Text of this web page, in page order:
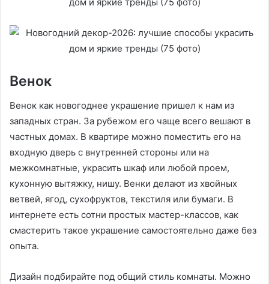
Венок
Венок как новогоднее украшение пришел к нам из
западных стран. За рубежом его чаще всего вешают в
частных домах. В квартире можно поместить его на
входную дверь с внутренней стороны или на
межкомнатные, украсить шкаф или любой проем,
кухонную вытяжку, нишу. Венки делают из хвойных
ветвей, ягод, сухофруктов, текстиля или бумаги. В
интернете есть сотни простых мастер-классов, как
смастерить такое украшение самостоятельно даже без
опыта.
Дизайн подбирайте под общий стиль комнаты. Можно